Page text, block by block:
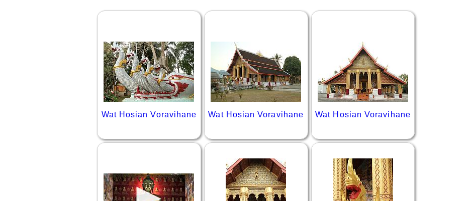
Wat Hosian Voravihane Wat Hosian Voravihane Wat Hosian Voravihane